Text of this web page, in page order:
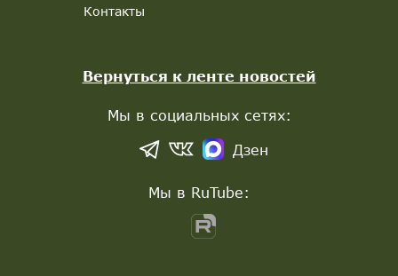
Контакты
Вернуться к ленте новостей
Мы в социальных сетях:
Дзен
Мы в RuTube: